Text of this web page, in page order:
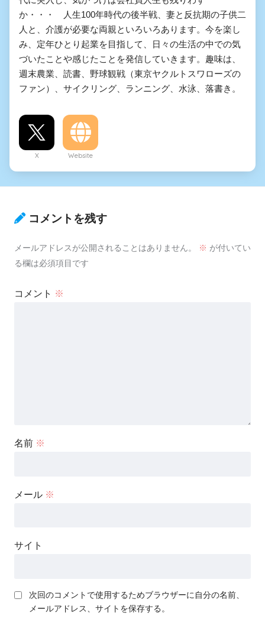
か・・・ 人生100年時代の後半戦、妻と反抗期の子供二
人と、介護が必要な両親といろいろあります。今を楽し
み、定年ひとり起業を目指して、日々の生活の中での気
づいたことや感じたことを発信していきます。趣味は、
週末農業、読書、野球観戦（東京ヤクルトスワローズの
ファン）、サイクリング、ランニング、水泳、落書き。
X Website
コメントを残す
メールアドレスが公開されることはありません。 ※ が付いてい
る欄は必須項目です
コメント ※
名前 ※
メール ※
サイト
次回のコメントで使用するためブラウザーに自分の名前、
メールアドレス、サイトを保存する。